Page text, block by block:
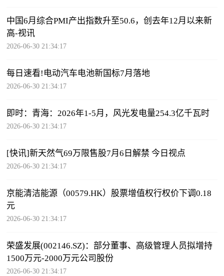
中国6月综合PMI产出指数升至50.6，创去年12月以来新
高-视讯
2026-06-30 21:34:17
每日速看!电动汽车电池新国标7月落地
2026-06-30 21:34:17
即时：青海：2026年1-5月，风光发电量254.3亿千瓦时
2026-06-30 21:34:17
[快讯]新天然气69万限售股7月6日解禁 今日视点
2026-06-30 21:34:17
京能清洁能源（00579.HK）股票增值权行权价下调0.18
元
2026-06-30 21:34:17
荣盛发展(002146.SZ)：部分董事、高级管理人员拟增持
1500万元-2000万元公司股份
2026-06-30 21:34:17